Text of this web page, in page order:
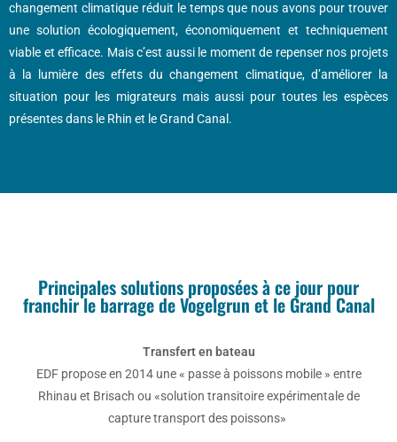
changement climatique réduit le temps que nous avons pour trouver
une solution écologiquement, économiquement et techniquement
viable et efficace. Mais c’est aussi le moment de repenser nos projets
à la lumière des effets du changement climatique, d’améliorer la
situation pour les migrateurs mais aussi pour toutes les espèces
présentes dans le Rhin et le Grand Canal.
Principales solutions proposées à ce jour pour
franchir le barrage de Vogelgrun et le Grand Canal
Transfert en bateau
EDF propose en 2014 une « passe à poissons mobile » entre
Rhinau et Brisach ou «solution transitoire expérimentale de
capture transport des poissons»